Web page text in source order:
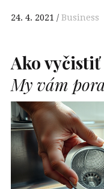
24. 4. 2021 Business
Ako
My vám